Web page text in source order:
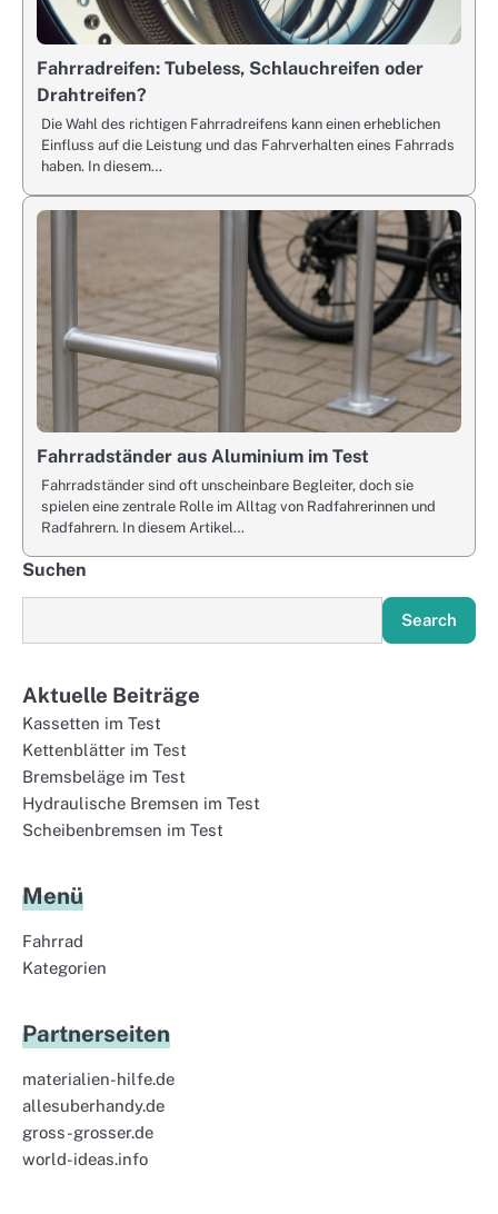
Fahrradreifen: Tubeless, Schlauchreifen oder
Drahtreifen?
Die Wahl des richtigen Fahrradreifens kann einen erheblichen
Einfluss auf die Leistung und das Fahrverhalten eines Fahrrads
haben. In diesem…
Fahrradständer aus Aluminium im Test
Fahrradständer sind oft unscheinbare Begleiter, doch sie
spielen eine zentrale Rolle im Alltag von Radfahrerinnen und
Radfahrern. In diesem Artikel…
Suchen
Search
Aktuelle Beiträge
Kassetten im Test
Kettenblätter im Test
Bremsbeläge im Test
Hydraulische Bremsen im Test
Scheibenbremsen im Test
Menü
Fahrrad
Kategorien
Partnerseiten
materialien-hilfe.de
allesuberhandy.de
gross-grosser.de
world-ideas.info